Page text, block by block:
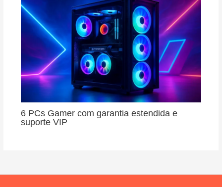
6 PCs Gamer com garantia estendida e
suporte VIP